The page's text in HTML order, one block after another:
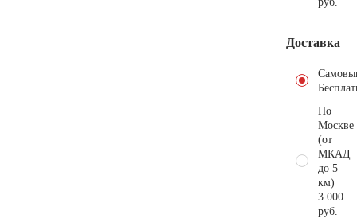
Доставка
По
Москве
(от
МКАД
до 5
км)
3.000
руб.